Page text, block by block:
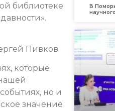
библиотеке
Пивков.
которые
но и
значение
В